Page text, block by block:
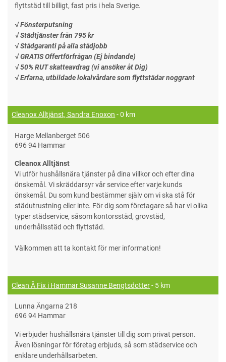
flyttstäd till billigt, fast pris i hela Sverige.
√ Fönsterputsning
√ Städtjänster från 795 kr
√ Städgaranti på alla städjobb
√ GRATIS Offertförfrågan (Ej bindande)
√ 50% RUT skatteavdrag (vi ansöker åt Dig)
√ Erfarna, utbildade lokalvårdare som flyttstädar noggrant
Cleanox Alltjänst, Sandra Enoxon - 0 km
Harge Mellanberget 506
696 94 Hammar
Cleanox Alltjänst
Vi utför hushållsnära tjänster på dina villkor och efter dina
önskemål. Vi skräddarsyr vår service efter varje kunds
önskemål. Du som kund bestämmer själv om vi ska stå för
städutrustning eller inte. För dig som företagare så har vi olika
typer städservice, såsom kontorsstäd, grovstäd,
underhållsstäd och flyttstäd.
Välkommen att ta kontakt för mer information!
Clean Å Fix i Hammar Susanne Bengtsdotter- 5 km
Lunna Ängarna 218
696 94 Hammar
Vi erbjuder hushållsnära tjänster till dig som privat person.
Även lösningar för företag erbjuds, så som städservice och
enklare underhållsarbeten.